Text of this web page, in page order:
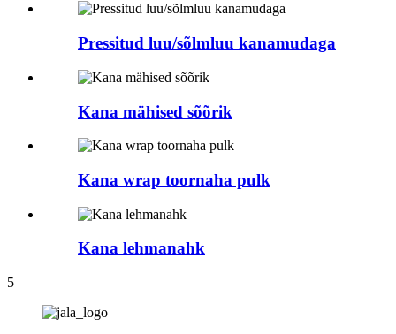
Pressitud luu/sõlmluu kanamudaga
Kana mähised sõõrik
Kana wrap toornaha pulk
Kana lehmanahk
5